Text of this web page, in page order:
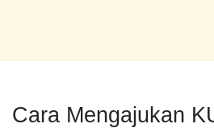
Cara Mengajukan